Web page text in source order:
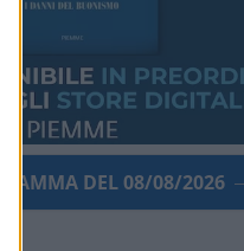
DEL 08/08/2026